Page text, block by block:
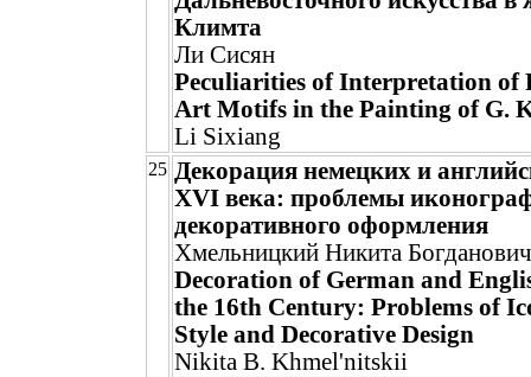
Климта
Ли Сисян
Peculiarities of Interpretation of
Art Motifs in the Painting of G.
Li Sixiang
25 Декорация немецких и
XVI века: проблемы
декоративного оформления
Хмельницкий Никита Богданович
Decoration of German and
the 16th Century: Problems of
Style and Decorative Design
Nikita B. Khmel'nitskii